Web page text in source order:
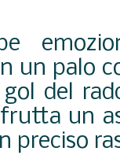
un palo
del
un
preciso